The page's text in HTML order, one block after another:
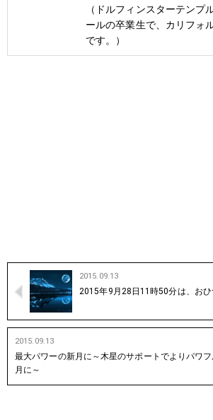
（ドルフィンスターテンプ
ールの卒業生で、カリフォ
です。）
2015.09.13
2015年9月28日11時50分は、お
2015.09.13
最大パワーの新月に～木星のサポートでよりパワ
月に～